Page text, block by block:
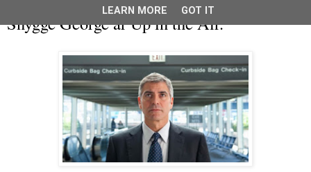
Snygge George är Up in the Air.
LEARN MORE GOT IT